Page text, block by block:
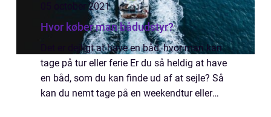
05 october 2021
Hvor køber man bådudstyr?
Det er dejligt at have en båd, hvor man kan
tage på tur eller ferie Er du så heldig at have
en båd, som du kan finde ud af at sejle? Så
kan du nemt tage på en weekendtur eller